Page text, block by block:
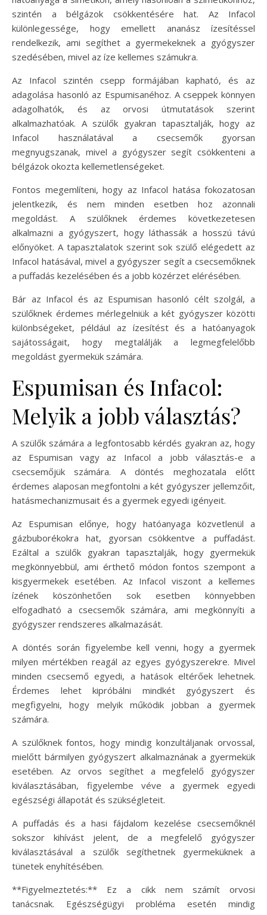
szintén a bélgázok csökkentésére hat. Az Infacol
különlegessége, hogy emellett ananász ízesítéssel
rendelkezik, ami segíthet a gyermekeknek a gyógyszer
szedésében, mivel az íze kellemes számukra.
Az Infacol szintén csepp formájában kapható, és az
adagolása hasonló az Espumisanéhoz. A cseppek könnyen
adagolhatók, és az orvosi útmutatások szerint
alkalmazhatóak. A szülők gyakran tapasztalják, hogy az
Infacol használatával a csecsemők gyorsan
megnyugszanak, mivel a gyógyszer segít csökkenteni a
bélgázok okozta kellemetlenségeket.
Fontos megemlíteni, hogy az Infacol hatása fokozatosan
jelentkezik, és nem minden esetben hoz azonnali
megoldást. A szülőknek érdemes következetesen
alkalmazni a gyógyszert, hogy láthassák a hosszú távú
előnyöket. A tapasztalatok szerint sok szülő elégedett az
Infacol hatásával, mivel a gyógyszer segít a csecsemőknek
a puffadás kezelésében és a jobb közérzet elérésében.
Bár az Infacol és az Espumisan hasonló célt szolgál, a
szülőknek érdemes mérlegelniük a két gyógyszer közötti
különbségeket, például az ízesítést és a hatóanyagok
sajátosságait, hogy megtalálják a legmegfelelőbb
megoldást gyermekük számára.
Espumisan és Infacol:
Melyik a jobb választás?
A szülők számára a legfontosabb kérdés gyakran az, hogy
az Espumisan vagy az Infacol a jobb választás-e a
csecsemőjük számára. A döntés meghozatala előtt
érdemes alaposan megfontolni a két gyógyszer jellemzőit,
hatásmechanizmusait és a gyermek egyedi igényeit.
Az Espumisan előnye, hogy hatóanyaga közvetlenül a
gázbuborékokra hat, gyorsan csökkentve a puffadást.
Ezáltal a szülők gyakran tapasztalják, hogy gyermekük
megkönnyebbül, ami érthető módon fontos szempont a
kisgyermekek esetében. Az Infacol viszont a kellemes
ízének köszönhetően sok esetben könnyebben
elfogadható a csecsemők számára, ami megkönnyíti a
gyógyszer rendszeres alkalmazását.
A döntés során figyelembe kell venni, hogy a gyermek
milyen mértékben reagál az egyes gyógyszerekre. Mivel
minden csecsemő egyedi, a hatások eltérőek lehetnek.
Érdemes lehet kipróbálni mindkét gyógyszert és
megfigyelni, hogy melyik működik jobban a gyermek
számára.
A szülőknek fontos, hogy mindig konzultáljanak orvossal,
mielőtt bármilyen gyógyszert alkalmaznának a gyermekük
esetében. Az orvos segíthet a megfelelő gyógyszer
kiválasztásában, figyelembe véve a gyermek egyedi
egészségi állapotát és szükségleteit.
A puffadás és a hasi fájdalom kezelése csecsemőknél
sokszor kihívást jelent, de a megfelelő gyógyszer
kiválasztásával a szülők segíthetnek gyermeküknek a
tünetek enyhítésében.
**Figyelmeztetés:** Ez a cikk nem számít orvosi
tanácsnak. Egészségügyi probléma esetén mindig